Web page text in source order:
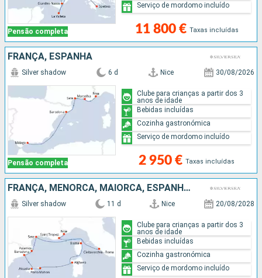
Pensão completa 11 800 € Taxas incluídas
Serviço de mordomo incluído
FRANÇA, ESPANHA
Pensão completa
Silver shadow 6 d Nice 30/08/2026
2 950 € Taxas incluídas
Clube para crianças a partir dos 3
anos de idade
Bebidas incluídas
Cozinha gastronómica
Serviço de mordomo incluído
FRANÇA, MENORCA, MAIORCA, ESPANHA, ITÁLIA
Silver shadow 11 d Nice 20/08/2028
Clube para crianças a partir dos 3
anos de idade
Bebidas incluídas
Cozinha gastronómica
Serviço de mordomo incluído